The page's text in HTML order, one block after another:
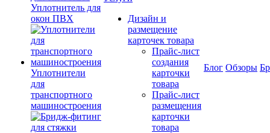
Уплотнитель для
окон ПВХ
Уплотнители
для
транспортного
машиностроения
Дизайн и
размещение
карточек товара
Прайс-лист
создания
карточки
товара
Прайс-лист
размещения
карточки
товара
Блог Обзоры